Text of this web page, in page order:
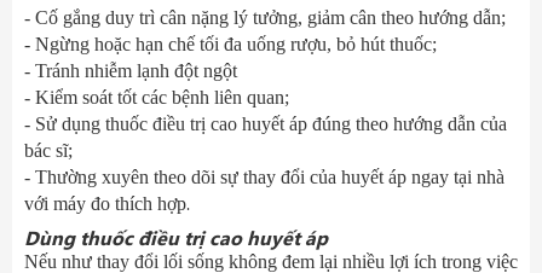
- Cố gắng duy trì cân nặng lý tưởng, giảm cân theo hướng dẫn;
- Ngừng hoặc hạn chế tối đa uống rượu, bỏ hút thuốc;
- Tránh nhiễm lạnh đột ngột
- Kiểm soát tốt các bệnh liên quan;
- Sử dụng thuốc điều trị cao huyết áp đúng theo hướng dẫn của
bác sĩ;
- Thường xuyên theo dõi sự thay đổi của huyết áp ngay tại nhà
với máy đo thích hợp.
Dùng thuốc điều trị cao huyết áp
Nếu như thay đổi lối sống không đem lại nhiều lợi ích trong việc